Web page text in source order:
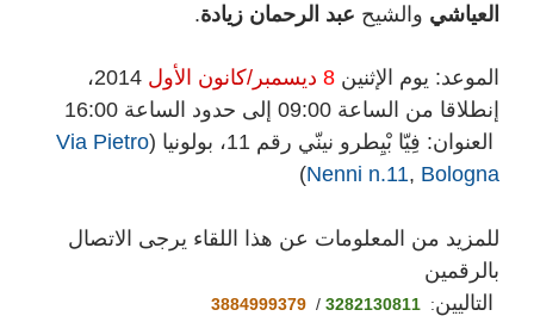
العياشي والشيح عبد الرحمان زيادة.
الموعد: يوم الإثنين ديسمبر/كانون الأول
2014،
إنطلاقا من الساعة 09:00 إلى حدود الساعة 16:00
العنوان: فِيّا بْيِطرو نينّي رقم 11، بولونيا (
Via Pietro
Nenni n.11, Bologna
)
للمزيد من المعلومات عن هذا اللقاء يرجى الاتصال
بالرقمين
التاليين:
3282130811
/
3884999379